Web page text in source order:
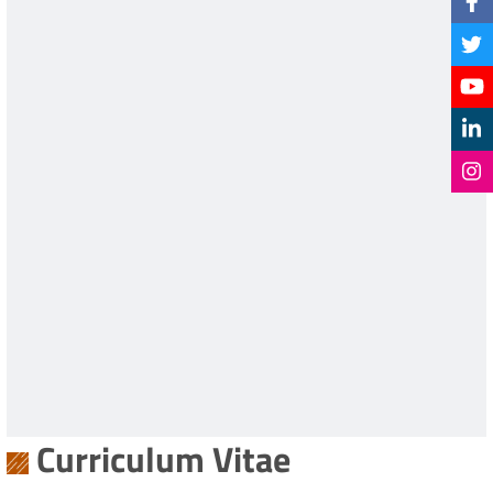
Curriculum Vitae